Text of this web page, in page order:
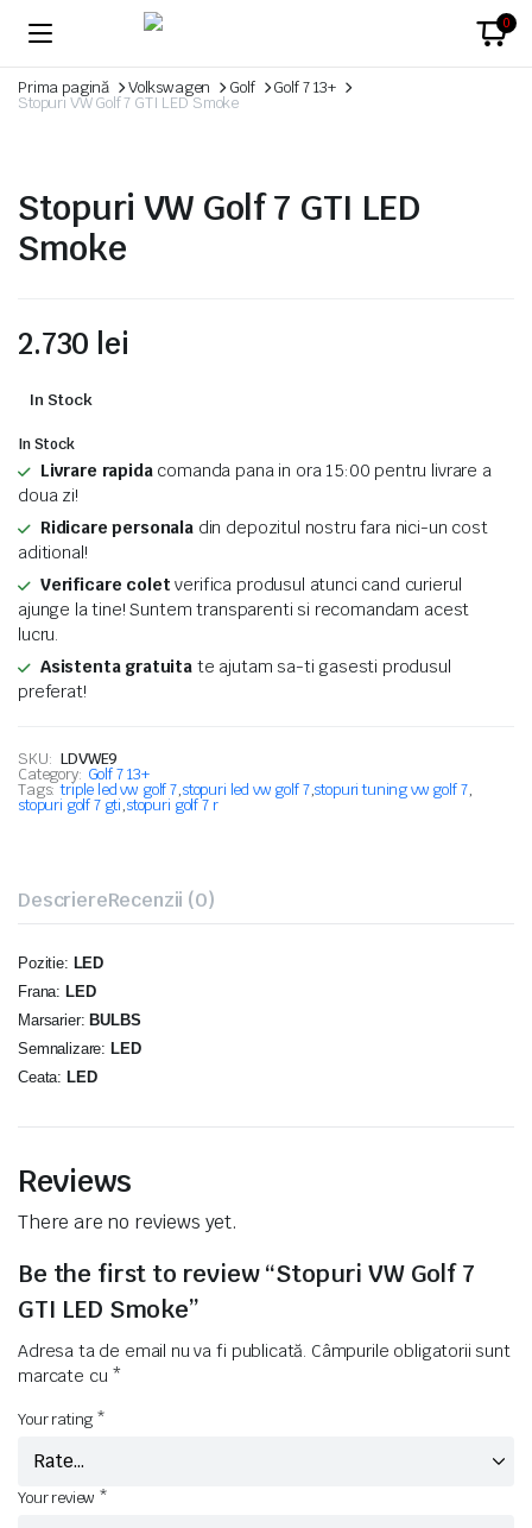
0
Prima pagină Volkswagen Golf Golf 7 13+
Stopuri VW Golf 7 GTI LED Smoke
Stopuri VW Golf 7 GTI LED
Smoke
2.730 lei
In Stock
In Stock
Livrare rapidacomanda pana in ora 15:00 pentru livrare a
doua zi!
Ridicare personaladin depozitul nostru fara nici-un cost
aditional!
Verificare colet verifica produsul atunci cand curierul
ajunge la tine! Suntem transparenti si recomandam acest
lucru.
Asistenta gratuitate ajutam sa-ti gasesti produsul
preferat!
SKU: LDVWE9
Category: Golf 7 13+
Tags: triple led vw golf 7,stopuri led vw golf 7,stopuri tuning vw golf 7,
stopuri golf 7 gti,stopuri golf 7 r
DescriereRecenzii (0)
Pozitie: LED
Frana: LED
Marsarier:BULBS
Semnalizare: LED
Ceata: LED
Reviews
There are no reviews yet.
Be the first to review “Stopuri VW Golf 7
GTI LED Smoke”
Adresa ta de email nu va fi publicată. Câmpurile obligatorii sunt
marcate cu *
Your rating*
Your review *